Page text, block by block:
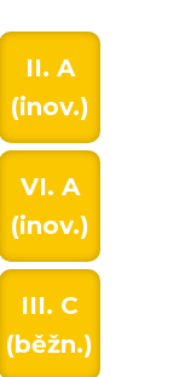
II. A
(inov.)
VI. A
(inov.)
III. C
(běžn.)